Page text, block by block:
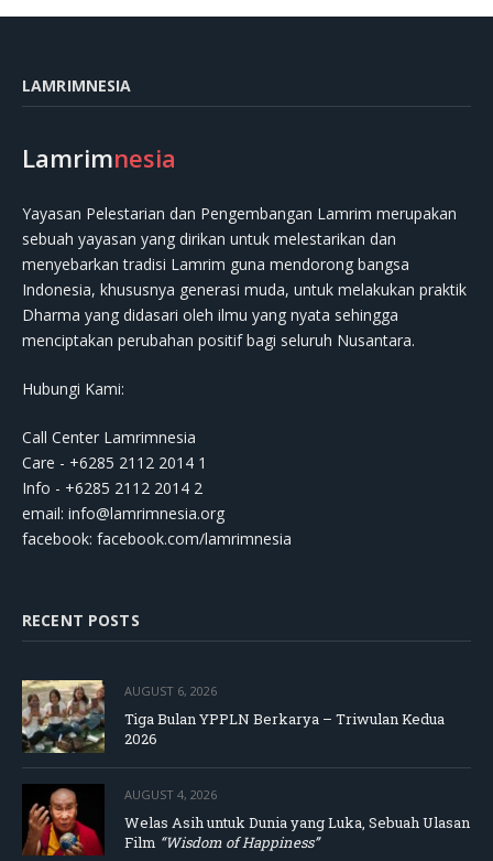
LAMRIMNESIA
Lamrimnesia
Yayasan Pelestarian dan Pengembangan Lamrim merupakan
sebuah yayasan yang dirikan untuk melestarikan dan
menyebarkan tradisi Lamrim guna mendorong bangsa
Indonesia, khususnya generasi muda, untuk melakukan praktik
Dharma yang didasari oleh ilmu yang nyata sehingga
menciptakan perubahan positif bagi seluruh Nusantara.
Hubungi Kami:
Call Center Lamrimnesia
Care - +6285 2112 2014 1
Info - +6285 2112 2014 2
email: info@lamrimnesia.org
facebook: facebook.com/lamrimnesia
RECENT POSTS
AUGUST 6, 2026
Tiga Bulan YPPLN Berkarya – Triwulan Kedua
2026
AUGUST 4, 2026
Welas Asih untuk Dunia yang Luka, Sebuah Ulasan
Film “Wisdom of Happiness”